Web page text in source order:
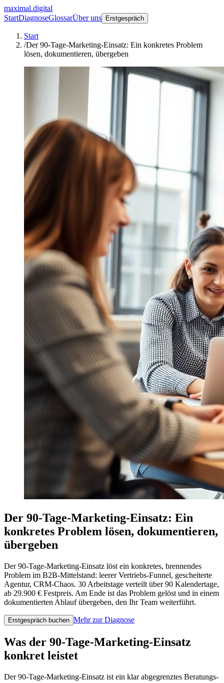
maximal.digital
StartDiagnoseGlossarÜber uns Erstgespräch
Start
/Der 90-Tage-Marketing-Einsatz: Ein konkretes Problem
lösen, dokumentieren, übergeben
Der 90-Tage-Marketing-Einsatz: Ein
konkretes Problem lösen, dokumentieren,
übergeben
Der 90-Tage-Marketing-Einsatz löst ein konkretes, brennendes
Problem im B2B-Mittelstand: leerer Vertriebs-Funnel, gescheiterte
Agentur, CRM-Chaos. 30 Arbeitstage verteilt über 90 Kalendertage,
ab 29.900 € Festpreis. Am Ende ist das Problem gelöst und in einem
dokumentierten Ablauf übergeben, den Ihr Team weiterführt.
Erstgespräch buchen Mehr zur Diagnose
Was der 90-Tage-Marketing-Einsatz
konkret leistet
Der 90-Tage-Marketing-Einsatz ist ein klar abgegrenztes Beratungs-